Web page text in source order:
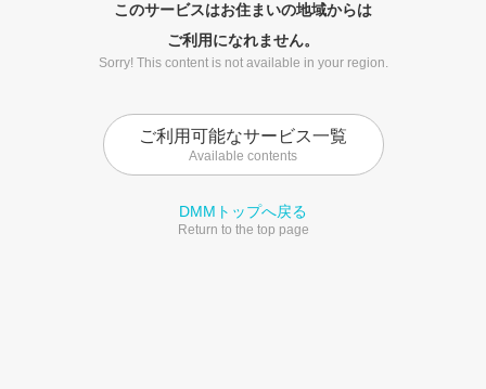
このサービスはお住まいの地域からは
ご利用になれません。
Sorry! This content is not available in your region.
ご利用可能なサービス一覧
Available contents
DMMトップへ戻る
Return to the top page